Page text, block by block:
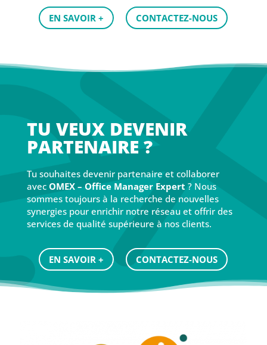
EN SAVOIR + CONTACTEZ-NOUS
TU VEUX DEVENIR
PARTENAIRE ?
Tu souhaites devenir partenaire et collaborer
avec OMEX – Office Manager Expert ? Nous
sommes toujours à la recherche de nouvelles
synergies pour enrichir notre réseau et offrir des
services de qualité supérieure à nos clients.
EN SAVOIR + CONTACTEZ-NOUS